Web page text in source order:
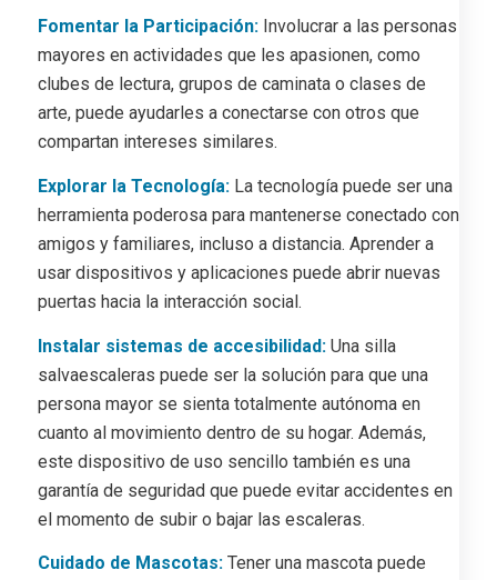
Fomentar la Participación:Involucrar a las personas
mayores en actividades que les apasionen, como
clubes de lectura, grupos de caminata o clases de
arte, puede ayudarles a conectarse con otros que
compartan intereses similares.
Explorar la Tecnología:La tecnología puede ser una
herramienta poderosa para mantenerse conectado con
amigos y familiares, incluso a distancia. Aprender a
usar dispositivos y aplicaciones puede abrir nuevas
puertas hacia la interacción social.
Instalar sistemas de accesibilidad:Una silla
salvaescaleras puede ser la solución para que una
persona mayor se sienta totalmente autónoma en
cuanto al movimiento dentro de su hogar. Además,
este dispositivo de uso sencillo también es una
garantía de seguridad que puede evitar accidentes en
el momento de subir o bajar las escaleras.
Cuidado de Mascotas:Tener una mascota puede